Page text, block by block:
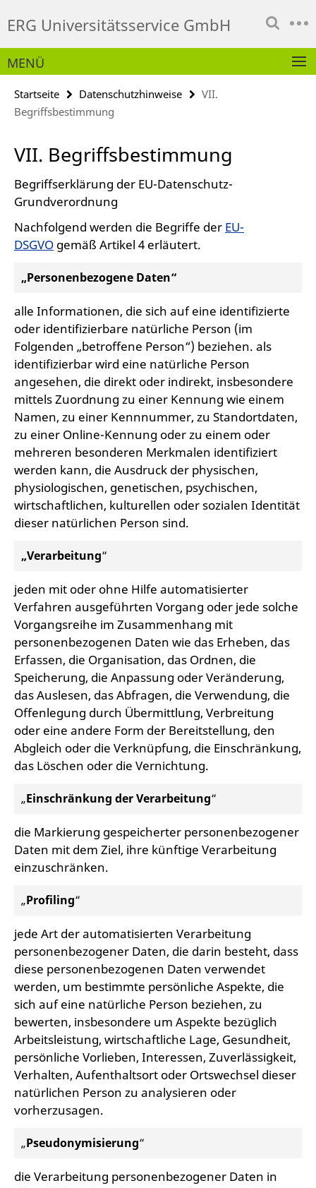
direkt
Inhalt
ERG Universitätsservice GmbH
Service-
Navigation
MENÜ
Startseite Datenschutzhinweise
VII.
Begriffsbestimmung
VII. Begriffsbestimmung
Begriffserklärung der EU-Datenschutz-
Grundverordnung
Nachfolgend werden die Begriffe der EU-
DSGVO gemäß Artikel 4 erläutert.
„Personenbezogene Daten“
alle Informationen, die sich auf eine identifizierte
oder identifizierbare natürliche Person (im
Folgenden „betroffene Person“) beziehen. als
identifizierbar wird eine natürliche Person
angesehen, die direkt oder indirekt, insbesondere
mittels Zuordnung zu einer Kennung wie einem
Namen, zu einer Kennnummer, zu Standortdaten,
zu einer Online-Kennung oder zu einem oder
mehreren besonderen Merkmalen identifiziert
werden kann, die Ausdruck der physischen,
physiologischen, genetischen, psychischen,
wirtschaftlichen, kulturellen oder sozialen Identität
dieser natürlichen Person sind.
„Verarbeitung“
jeden mit oder ohne Hilfe automatisierter
Verfahren ausgeführten Vorgang oder jede solche
Vorgangsreihe im Zusammenhang mit
personenbezogenen Daten wie das Erheben, das
Erfassen, die Organisation, das Ordnen, die
Speicherung, die Anpassung oder Veränderung,
das Auslesen, das Abfragen, die Verwendung, die
Offenlegung durch Übermittlung, Verbreitung
oder eine andere Form der Bereitstellung, den
Abgleich oder die Verknüpfung, die Einschränkung,
das Löschen oder die Vernichtung.
„Einschränkung der Verarbeitung“
die Markierung gespeicherter personenbezogener
Daten mit dem Ziel, ihre künftige Verarbeitung
einzuschränken.
„Profiling“
jede Art der automatisierten Verarbeitung
personenbezogener Daten, die darin besteht, dass
diese personenbezogenen Daten verwendet
werden, um bestimmte persönliche Aspekte, die
sich auf eine natürliche Person beziehen, zu
bewerten, insbesondere um Aspekte bezüglich
Arbeitsleistung, wirtschaftliche Lage, Gesundheit,
persönliche Vorlieben, Interessen, Zuverlässigkeit,
Verhalten, Aufenthaltsort oder Ortswechsel dieser
natürlichen Person zu analysieren oder
vorherzusagen.
„Pseudonymisierung“
die Verarbeitung personenbezogener Daten in